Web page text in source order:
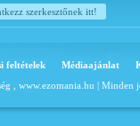
szerkesztőnek itt!
feltételek Médiaajánlat
, www.ezomania.hu | Minden